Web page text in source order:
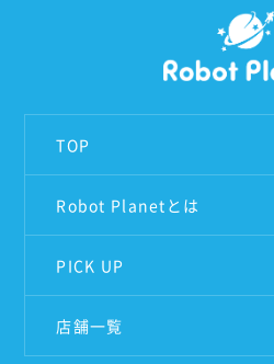
TOP
Robot Planetとは
PICK UP
店舗一覧